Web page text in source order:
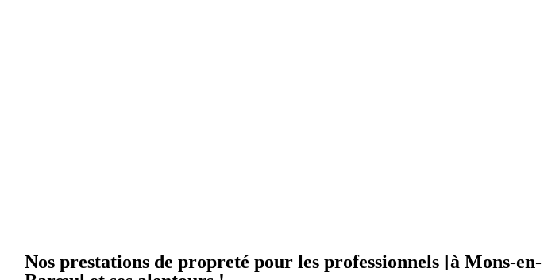
Nos prestations de propreté pour les professionnels [à Mons-en-